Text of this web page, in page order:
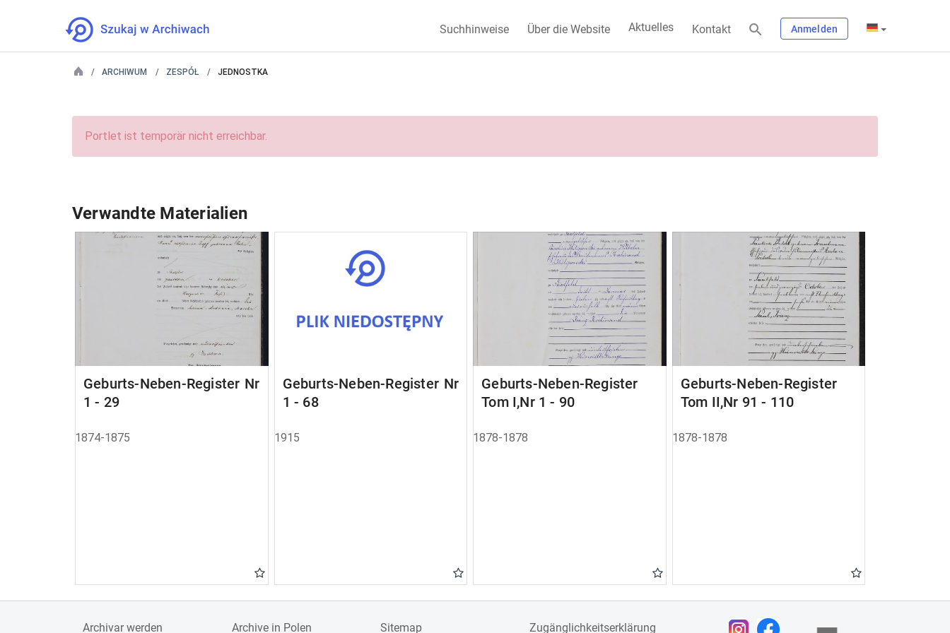
Suchhinweise Über die Website Aktuelles Kontakt Anmelden
ARCHIWUM ZESPÓŁ JEDNOSTKA
Portlet ist temporär nicht erreichbar.
Verwandte Materialien
Geburts-Neben-Register Nr
1 - 29
1874-1875
Geburts-Neben-Register Nr
1 - 68
1915
Geburts-Neben-Register
Tom I,Nr 1 - 90
1878-1878
Geburts-Neben-Register
Tom II,Nr 91 - 110
1878-1878
Archivar werden Archive in Polen Sitemap Zugänglichkeitserklärung